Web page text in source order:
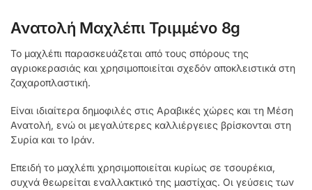
Ανατολή Μαχλέπι Τριμμένο 8g
Το μαχλέπι παρασκευάζεται από τους σπόρους της
αγριοκερασιάς και χρησιμοποιείται σχεδόν αποκλειστικά στη
ζαχαροπλαστική.
Είναι ιδιαίτερα δημοφιλές στις Αραβικές χώρες και τη Μέση
Ανατολή, ενώ οι μεγαλύτερες καλλιέργειες βρίσκονται στη
Συρία και το Ιράν.
Επειδή το μαχλέπι χρησιμοποιείται κυρίως σε τσουρέκια,
συχνά θεωρείται εναλλακτικό της μαστίχας. Οι γεύσεις των